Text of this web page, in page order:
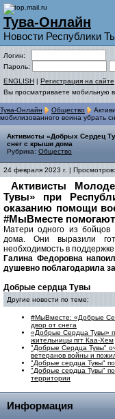
Тува-Онлайн
Новости Республики
Логин:
Пароль:
ENGLISH | Регистрация на сайте
Вы просматриваете мобильную
Тува-Онлайн Общество
мобилизованного воина убрать
Активисты «Добрых Сердец
снег с крыши дома
Рубрика: Общество
24 февраля 2023 г. |
Активисты
Тувы» при
оказанию помощи
#МыВместе
Матери одного из
дома. Они выразили
необходимость в
Галина Федоровна
душевно поблагодарила
Добрые сердца Тувы
Другие новости по теме:
#МыВместе: «Добрые
двор от снега
«Добрые Сердца Тувы»
жительницы пгт Каа-Хем
"Добрые Сердца Тувы"
ветеранов войны и
"Добрые сердца Тувы"
"Добрые сердца Тувы"
территории
Информация